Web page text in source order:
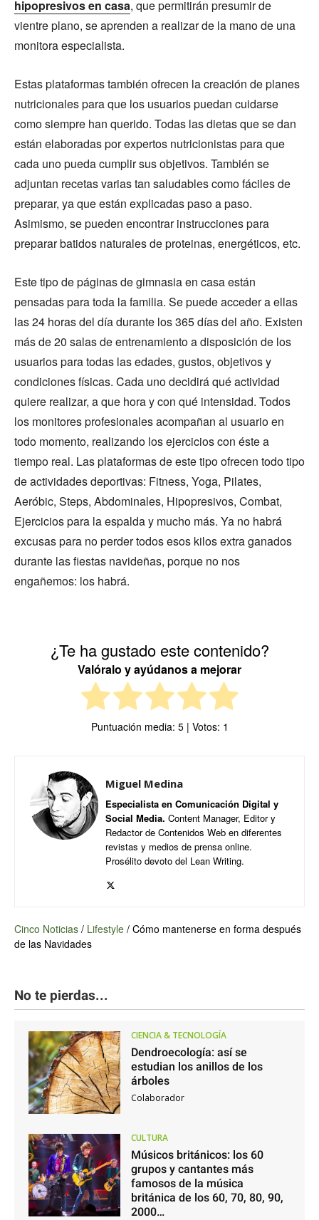
hipopresivos en casa, que permitirán presumir de
vientre plano, se aprenden a realizar de la mano de una
monitora especialista.
Estas plataformas también ofrecen la creación de planes
nutricionales para que los usuarios puedan cuidarse
como siempre han querido. Todas las dietas que se dan
están elaboradas por expertos nutricionistas para que
cada uno pueda cumplir sus objetivos. También se
adjuntan recetas varias tan saludables como fáciles de
preparar, ya que están explicadas paso a paso.
Asimismo, se pueden encontrar instrucciones para
preparar batidos naturales de proteinas, energéticos, etc.
Este tipo de páginas de gimnasia en casa están
pensadas para toda la familia. Se puede acceder a ellas
las 24 horas del día durante los 365 días del año. Existen
más de 20 salas de entrenamiento a disposición de los
usuarios para todas las edades, gustos, objetivos y
condiciones físicas. Cada uno decidirá qué actividad
quiere realizar, a que hora y con qué intensidad. Todos
los monitores profesionales acompañan al usuario en
todo momento, realizando los ejercicios con éste a
tiempo real. Las plataformas de este tipo ofrecen todo tipo
de actividades deportivas: Fitness, Yoga, Pilates,
Aeróbic, Steps, Abdominales, Hipopresivos, Combat,
Ejercicios para la espalda y mucho más. Ya no habrá
excusas para no perder todos esos kilos extra ganados
durante las fiestas navideñas, porque no nos
engañemos: los habrá.
¿Te ha gustado este contenido?
Valóralo y ayúdanos a mejorar
Puntuación media: 5| Votos: 1
Miguel Medina
Especialista en Comunicación Digital y
Social Media. Content Manager, Editor y
Redactor de Contenidos Web en diferentes
revistas y medios de prensa online.
Prosélito devoto del Lean Writing.
Cinco Noticias / Lifestyle / Cómo mantenerse en forma después
de las Navidades
No te pierdas...
CIENCIA & TECNOLOGÍA
Dendroecología: así se
estudian los anillos de los
árboles
Colaborador
CULTURA
Músicos británicos: los 60
grupos y cantantes más
famosos de la música
británica de los 60, 70, 80, 90,
2000…